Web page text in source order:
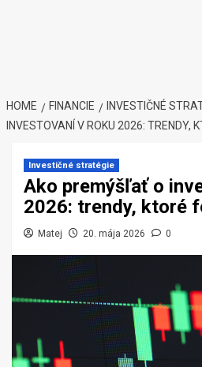
HOME FINANCIE INVESTIČNÉ
INVESTOVANÍ V ROKU 2026: TRENDY,
Investičné stratégie
Ako premýšľať o
2026: trendy, ktoré
Matej 20. mája 2026 0